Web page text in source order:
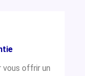
vous offrir un